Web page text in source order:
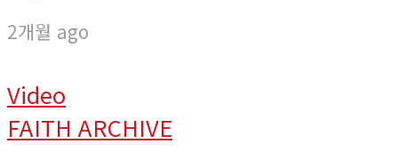
2개월 ago
Video
FAITH ARCHIVE